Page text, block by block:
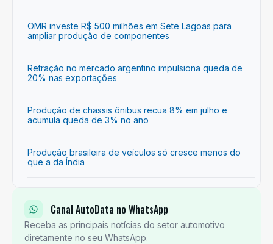
OMR investe R$ 500 milhões em Sete Lagoas para
ampliar produção de componentes
Retração no mercado argentino impulsiona queda de
20% nas exportações
Produção de chassis ônibus recua 8% em julho e
acumula queda de 3% no ano
Produção brasileira de veículos só cresce menos do
que a da Índia
Canal AutoData no WhatsApp
Receba as principais notícias do setor automotivo
diretamente no seu WhatsApp.